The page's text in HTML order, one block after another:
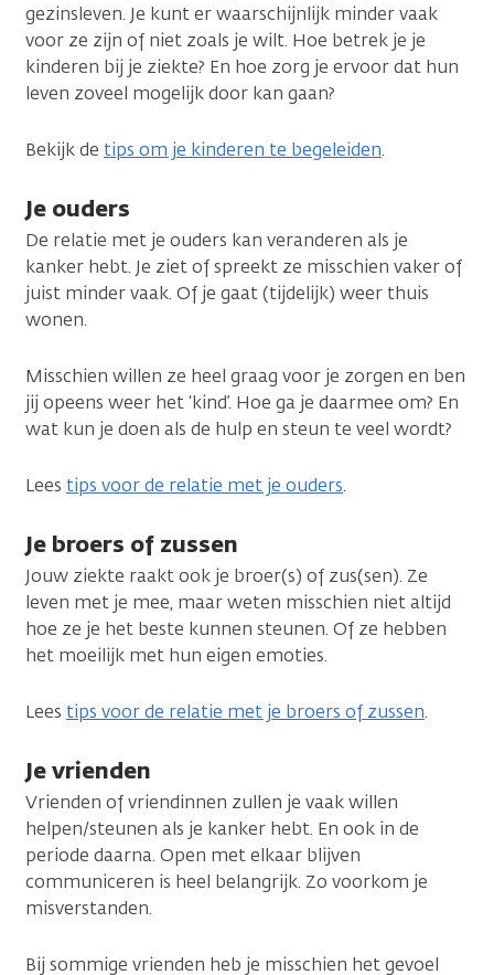
gezinsleven. Je kunt er waarschijnlijk minder vaak
voor ze zijn of niet zoals je wilt. Hoe betrek je je
kinderen bij je ziekte? En hoe zorg je ervoor dat hun
leven zoveel mogelijk door kan gaan?
Bekijk de tips om je kinderen te begeleiden.
Je ouders
De relatie met je ouders kan veranderen als je
kanker hebt. Je ziet of spreekt ze misschien vaker of
juist minder vaak. Of je gaat (tijdelijk) weer thuis
wonen.
Misschien willen ze heel graag voor je zorgen en ben
jij opeens weer het ‘kind’. Hoe ga je daarmee om? En
wat kun je doen als de hulp en steun te veel wordt?
Lees tips voor de relatie met je ouders.
Je broers of zussen
Jouw ziekte raakt ook je broer(s) of zus(sen). Ze
leven met je mee, maar weten misschien niet altijd
hoe ze je het beste kunnen steunen. Of ze hebben
het moeilijk met hun eigen emoties.
Lees tips voor de relatie met je broers of zussen.
Je vrienden
Vrienden of vriendinnen zullen je vaak willen
helpen/steunen als je kanker hebt. En ook in de
periode daarna. Open met elkaar blijven
communiceren is heel belangrijk. Zo voorkom je
misverstanden.
Bij sommige vrienden heb je misschien het gevoel